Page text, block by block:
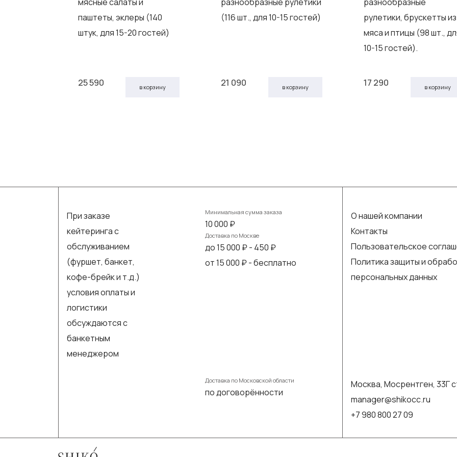
паштеты, эклеры (140
штук, для 15-20 гостей)
25 590 в корзину
(116 шт., для 10-15 гостей)
21 090 в корзину
рулетики, брускетты из
мяса и птицы (98 шт.,
10-15 гостей).
17 290 в корзину
При заказе
кейтеринга с
обслуживанием
(фуршет, банкет,
кофе-брейк и т.д.)
условия оплаты и
логистики
обсуждаются с
банкетным
менеджером
Минимальная сумма заказа
10 000 ₽
Доставка по Москве
до 15 000 ₽ - 450 ₽
от 15 000 ₽ - бесплатно
О нашей компании
Контакты
Пользовательское
Политика защиты и
персональных данных
Доставка по Московской области
по договорённости
Москва, Мосрентген, 33Г
manager@shikocc.ru
+7 980 800 27 09